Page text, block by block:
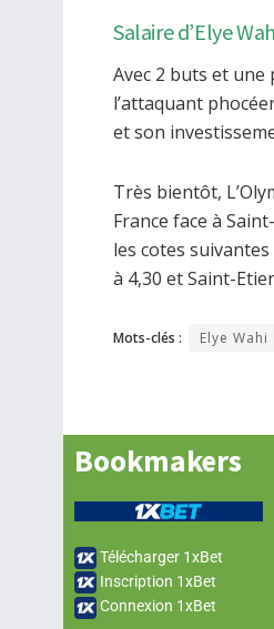
Salaire d’Elye
Avec 2 buts et
l’attaquant
et son
Très bientôt,
France face à
les cotes
à 4,30 et Saint-
Mots-clés : Elye Wahi
Bookmakers
Télécharger 1xBet
Inscription 1xBet
Connexion 1xBet